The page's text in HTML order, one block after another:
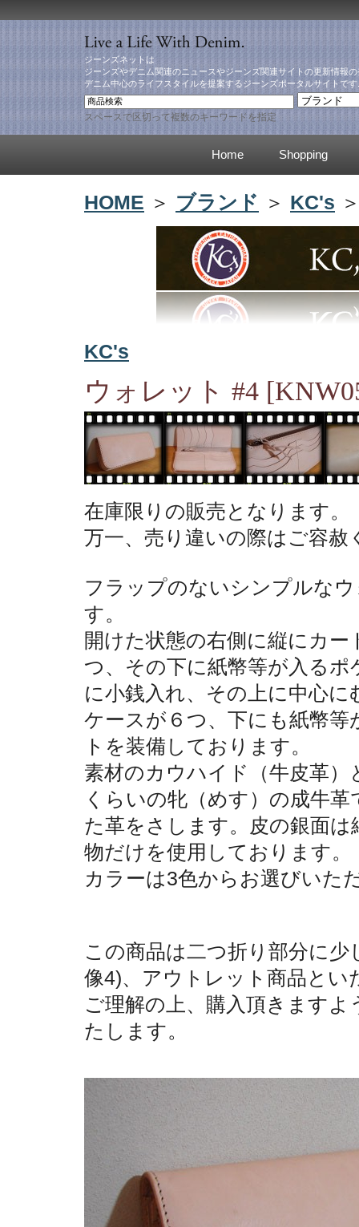
ジーンズネットは
ジーンズやデニム関連のニュースやジーンズ関連サイトの更新情報
デニム中心のライフスタイルを提案するジーンズポータルサイトで
スペースで区切って複数のキーワードを指定
Home Shopping
HOME ＞ ブランド ＞ KC's
KC's
ウォレット #4
在庫限りの販売となります。
万一、売り違いの際はご容赦
フラップのないシンプルな
す。
開けた状態の右側に縦にカー
つ、その下に紙幣等が入るポ
に小銭入れ、その上に中心に
ケースが６つ、下にも紙幣等
トを装備しております。
素材のカウハイド（牛皮革）
くらいの牝（めす）の成牛革
た革をさします。皮の銀面は
物だけを使用しております。
カラーは3色からお選びいた
この商品は二つ折り部分に少
像4)、アウトレット商品とい
ご理解の上、購入頂きますよ
たします。